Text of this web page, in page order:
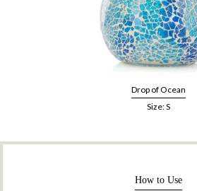
Drop of Ocean
Size: S
How to Use